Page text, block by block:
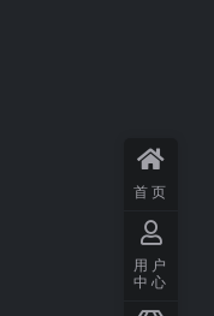
首页
用户
中心